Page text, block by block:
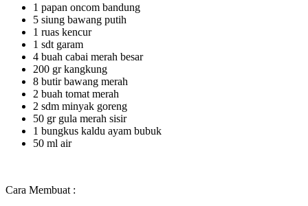
1 papan oncom bandung
5 siung bawang putih
1 ruas kencur
1 sdt garam
4 buah cabai merah besar
200 gr kangkung
8 butir bawang merah
2 buah tomat merah
2 sdm minyak goreng
50 gr gula merah sisir
1 bungkus kaldu ayam bubuk
50 ml air
Cara Membuat :